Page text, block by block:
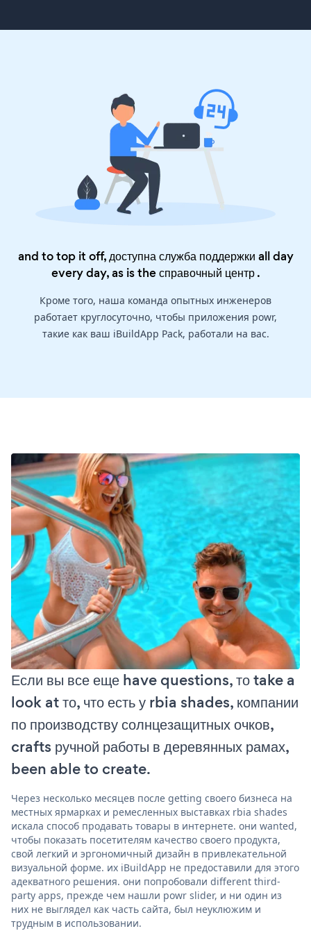
and to top it off, доступна служба поддержки all day
every day, as is theсправочный центр.
Кроме того, наша команда опытных инженеров
работает круглосуточно, чтобы приложения powr,
такие как ваш iBuildApp Pack, работали на вас.
Если вы все еще have questions, то take a
look at то, что есть у rbia shades, компании
по производству солнцезащитных очков,
crafts ручной работы в деревянных рамах,
been able to create.
Через несколько месяцев после getting своего бизнеса на
местных ярмарках и ремесленных выставках rbia shades
искала способ продавать товары в интернете. они wanted,
чтобы показать посетителям качество своего продукта,
свой легкий и эргономичный дизайн в привлекательной
визуальной форме. их iBuildApp не предоставили для этого
адекватного решения. они попробовали different third-
party apps, прежде чем нашли powr slider, и ни один из
них не выглядел как часть сайта, был неуклюжим и
трудным в использовании.